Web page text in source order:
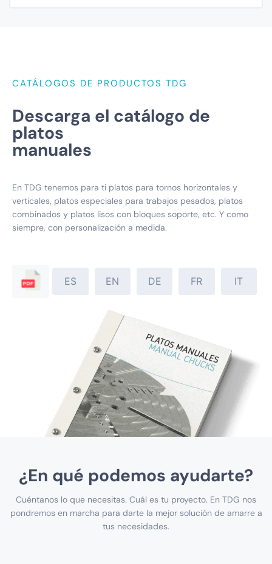
CATÁLOGOS DE PRODUCTOS TDG
Descarga el catálogo de
platos
manuales
En TDG tenemos para ti platos para tornos horizontales y
verticales, platos especiales para trabajos pesados, platos
combinados y platos lisos con bloques soporte, etc. Y como
siempre, con personalización a medida.
ES EN DE FR IT
¿En qué podemos ayudarte?
Cuéntanos lo que necesitas. Cuál es tu proyecto. En TDG nos
pondremos en marcha para darte la mejor solución de amarre a
tus necesidades.